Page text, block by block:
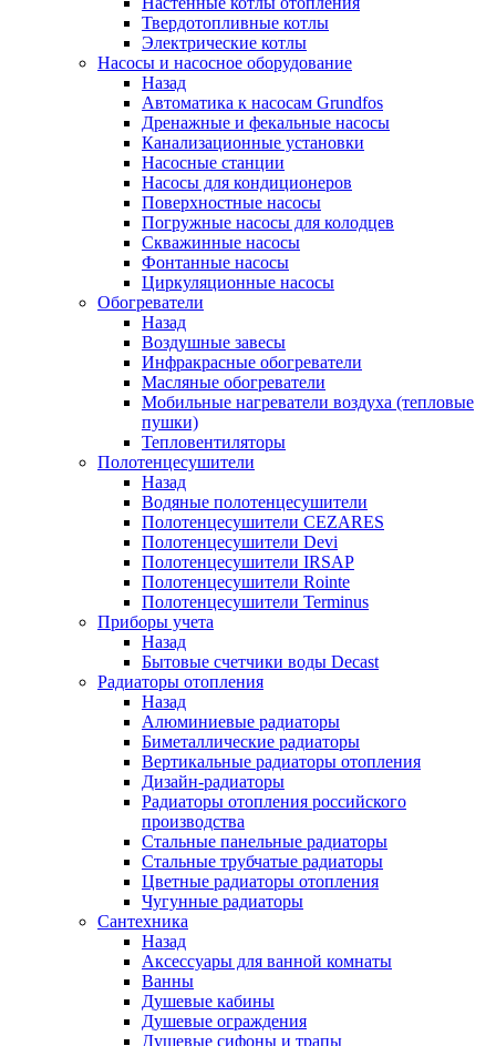
Твердотопливные котлы
Электрические котлы
Насосы и насосное оборудование
Назад
Автоматика к насосам Grundfos
Дренажные и фекальные насосы
Канализационные установки
Насосные станции
Насосы для кондиционеров
Поверхностные насосы
Погружные насосы для колодцев
Скважинные насосы
Фонтанные насосы
Циркуляционные насосы
Обогреватели
Назад
Воздушные завесы
Инфракрасные обогреватели
Масляные обогреватели
Мобильные нагреватели воздуха (тепловые
пушки)
Тепловентиляторы
Полотенцесушители
Назад
Водяные полотенцесушители
Полотенцесушители CEZARES
Полотенцесушители Devi
Полотенцесушители IRSAP
Полотенцесушители Rointe
Полотенцесушители Terminus
Приборы учета
Назад
Бытовые счетчики воды Decast
Радиаторы отопления
Назад
Алюминиевые радиаторы
Биметаллические радиаторы
Вертикальные радиаторы отопления
Дизайн-радиаторы
Радиаторы отопления российского
производства
Стальные панельные радиаторы
Стальные трубчатые радиаторы
Цветные радиаторы отопления
Чугунные радиаторы
Сантехника
Назад
Аксессуары для ванной комнаты
Ванны
Душевые кабины
Душевые ограждения
Душевые сифоны и трапы